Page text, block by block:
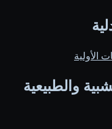
الأولية
والطبيعية